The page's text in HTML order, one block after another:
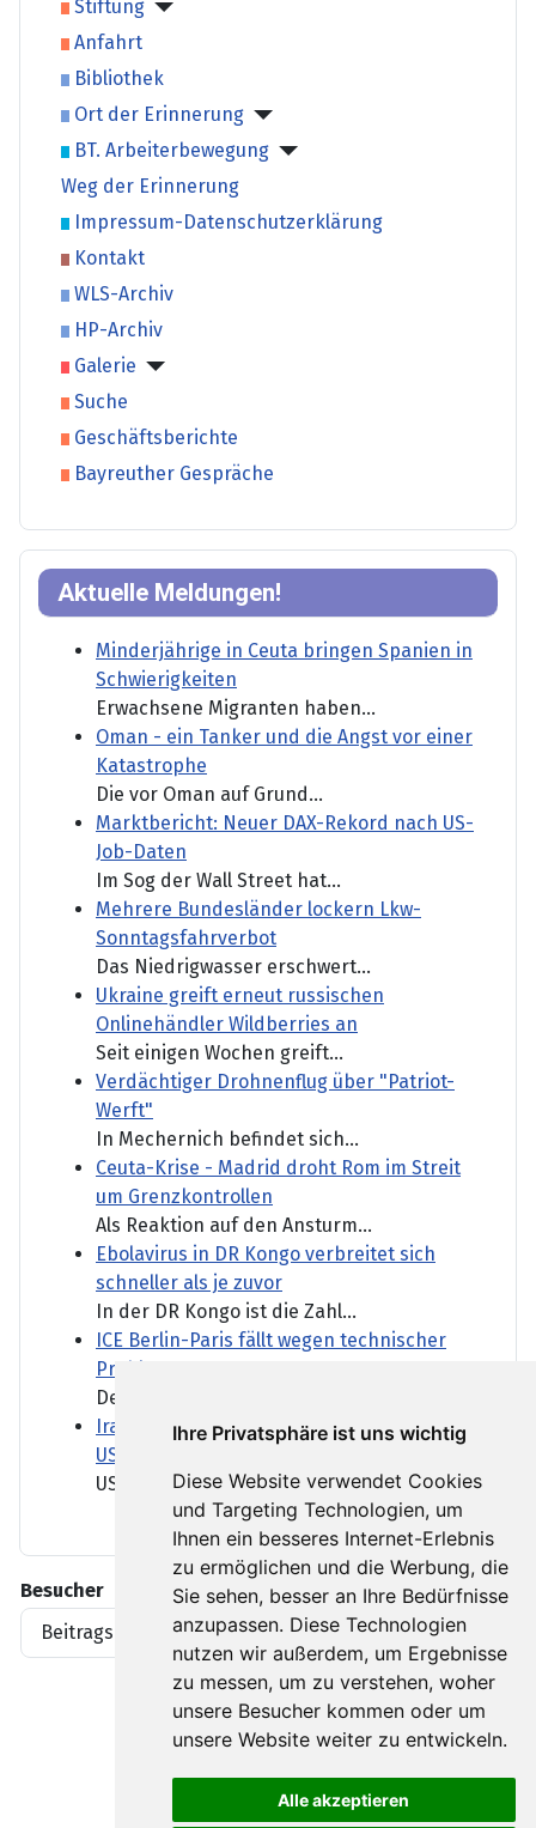
Ihre Privatsphäre ist uns wichtig
Diese Website verwendet Cookies
und Targeting Technologien, um
Ihnen ein besseres Internet-Erlebnis
zu ermöglichen und die Werbung, die
Sie sehen, besser an Ihre Bedürfnisse
anzupassen. Diese Technologien
nutzen wir außerdem, um Ergebnisse
zu messen, um zu verstehen, woher
unsere Besucher kommen oder um
unsere Website weiter zu entwickeln.
Alle akzeptieren
Stiftung
Anfahrt
Bibliothek
Ort der Erinnerung
BT. Arbeiterbewegung
Weg der Erinnerung
Impressum-Datenschutzerklärung
Kontakt
WLS-Archiv
HP-Archiv
Galerie
Suche
Geschäftsberichte
Bayreuther Gespräche
Aktuelle Meldungen!
Minderjährige in Ceuta bringen Spanien in
Schwierigkeiten
Erwachsene Migranten haben...
Oman - ein Tanker und die Angst vor einer
Katastrophe
Die vor Oman auf Grund...
Marktbericht: Neuer DAX-Rekord nach US-
Job-Daten
Im Sog der Wall Street hat...
Mehrere Bundesländer lockern Lkw-
Sonntagsfahrverbot
Das Niedrigwasser erschwert...
Ukraine greift erneut russischen
Onlinehändler Wildberries an
Seit einigen Wochen greift...
Verdächtiger Drohnenflug über "Patriot-
Werft"
In Mechernich befindet sich...
Ceuta-Krise - Madrid droht Rom im Streit
um Grenzkontrollen
Als Reaktion auf den Ansturm...
Ebolavirus in DR Kongo verbreitet sich
schneller als je zuvor
In der DR Kongo ist die Zahl...
ICE Berlin-Paris fällt wegen technischer
Probleme vorerst aus
Der Direktzug zwischen...
Iran-Krieg: Ein bulgarisches Dorf gegen
US-Flugzeuge
US-Tankflugzeuge dürfen...
Besucher
Beitragsaufrufe
1919396